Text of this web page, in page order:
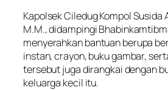
Kapolsek Ciledug Kompol Susida
M.M., didampingi
menyerahkan bantuan berupa
instan, crayon, buku gambar,
tersebut juga dirangkai dengan
keluarga kecil itu.